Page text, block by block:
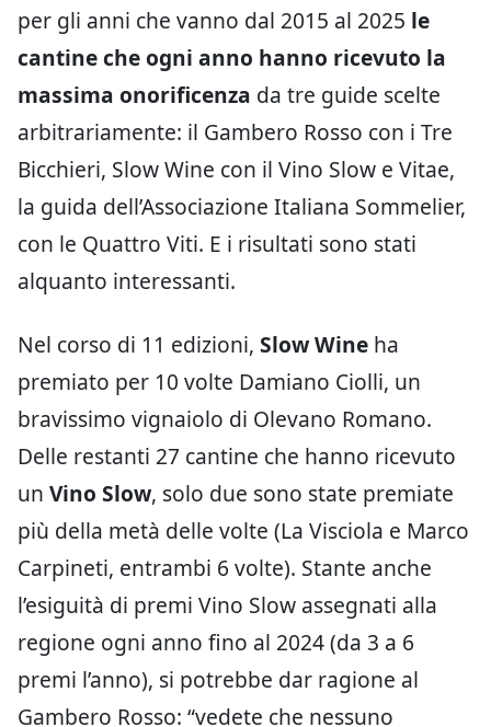
per gli anni che vanno dal 2015 al 2025 le
cantine che ogni anno hanno ricevuto la
massima onorificenza da tre guide scelte
arbitrariamente: il Gambero Rosso con i Tre
Bicchieri, Slow Wine con il Vino Slow e Vitae,
la guida dell’Associazione Italiana Sommelier,
con le Quattro Viti. E i risultati sono stati
alquanto interessanti.
Nel corso di 11 edizioni, Slow Wine ha
premiato per 10 volte Damiano Ciolli, un
bravissimo vignaiolo di Olevano Romano.
Delle restanti 27 cantine che hanno ricevuto
un Vino Slow, solo due sono state premiate
più della metà delle volte (La Visciola e Marco
Carpineti, entrambi 6 volte). Stante anche
l’esiguità di premi Vino Slow assegnati alla
regione ogni anno fino al 2024 (da 3 a 6
premi l’anno), si potrebbe dar ragione al
Gambero Rosso: “vedete che nessuno